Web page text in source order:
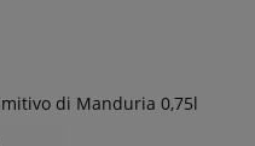
di Manduria 0,75l